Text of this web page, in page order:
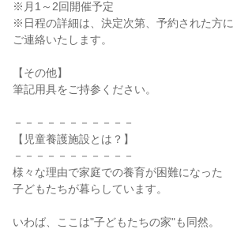
※月1～2回開催予定
※日程の詳細は、決定次第、予約された方に
ご連絡いたします。
【その他】
筆記用具をご持参ください。
－－－－－－－－－－－
【児童養護施設とは？】
－－－－－－－－－－－
様々な理由で家庭での養育が困難になった
子どもたちが暮らしています。
いわば、ここは"子どもたちの家"も同然。